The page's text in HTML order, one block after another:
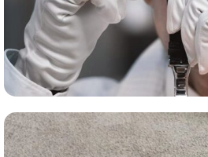
Оценка часов